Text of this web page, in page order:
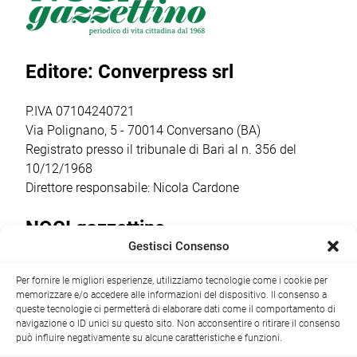
all’Aquathlon di
Paola,
ancora una volta
punto […]
l’insediamento
del nuovo
che guiderà il
stagione sportiva
2026/2027 […]
bambini dai 5
Editore: Converpress srl
P.IVA 07104240721
Via Polignano, 5 - 70014 Conversano (BA)
Registrato presso il tribunale di Bari al n. 356 del
10/12/1968
Direttore responsabile: Nicola Cardone
NOCI gazzettino
+39 080 4979274|info@nocigazzettino.it Contatti|
Archivio
Gestisci Consenso
Per fornire le migliori esperienze, utilizziamo tecnologie come i cookie per
memorizzare e/o accedere alle informazioni del dispositivo. Il consenso a
queste tecnologie ci permetterà di elaborare dati come il comportamento di
navigazione o ID unici su questo sito. Non acconsentire o ritirare il consenso
può influire negativamente su alcune caratteristiche e funzioni.